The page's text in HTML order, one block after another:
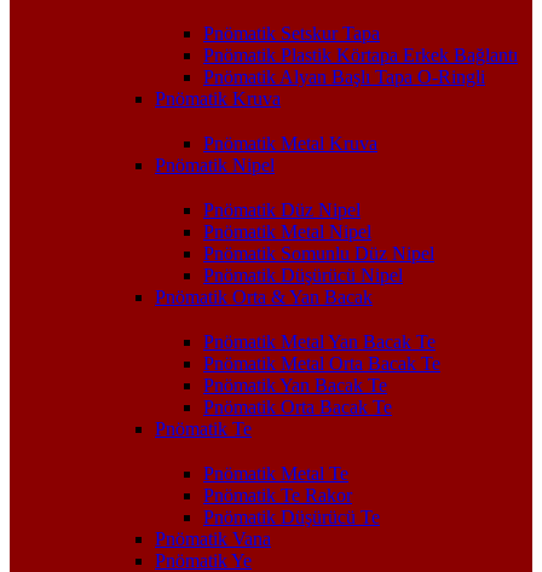
Pnömatik Setskur Tapa
Pnömatik Plastik Körtapa Erkek Bağlantı
Pnömatik Alyan Başlı Tapa O-Ringli
Pnömatik Kruva
Pnömatik Metal Kruva
Pnömatik Nipel
Pnömatik Düz Nipel
Pnömatik Metal Nipel
Pnömatik Somunlu Düz Nipel
Pnömatik Düşürücü Nipel
Pnömatik Orta & Yan Bacak
Pnömatik Metal Yan Bacak Te
Pnömatik Metal Orta Bacak Te
Pnömatik Yan Bacak Te
Pnömatik Orta Bacak Te
Pnömatik Te
Pnömatik Metal Te
Pnömatik Te Rakor
Pnömatik Düşürücü Te
Pnömatik Vana
Pnömatik Ye